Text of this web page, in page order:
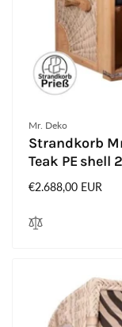
Anbieter:
Mr. Deko
Strandkorb
Teak PE shell
Normaler
€2.688,00 EUR